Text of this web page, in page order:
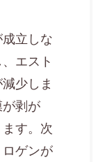
立しな
エスト
少しま
剥が
す。次
ゲンが